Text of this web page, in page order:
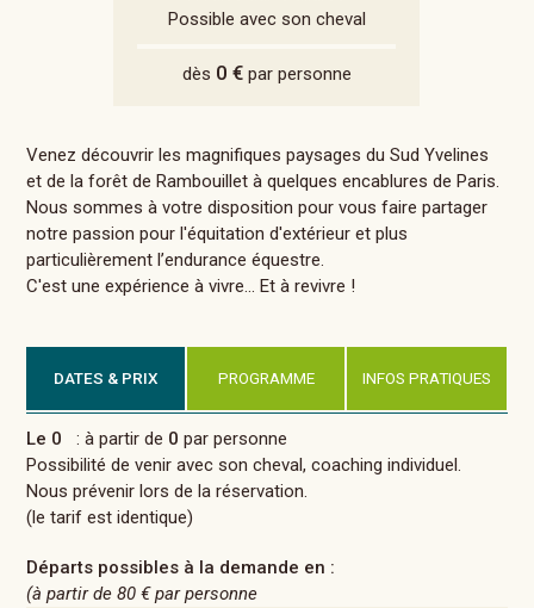
Possible avec son cheval
dès 0 €par personne
Venez découvrir les magnifiques paysages du Sud Yvelines
et de la forêt de Rambouillet à quelques encablures de Paris.
Nous sommes à votre disposition pour vous faire partager
notre passion pour l'équitation d'extérieur et plus
particulièrement l’endurance équestre.
C'est une expérience à vivre... Et à revivre !
DATES & PRIX PROGRAMME INFOS PRATIQUES
Le 0 : à partir de 0 par personne
Possibilité de venir avec son cheval, coaching individuel.
Nous prévenir lors de la réservation.
(le tarif est identique)
Départs possibles à la demande en :
(à partir de80 €par personne